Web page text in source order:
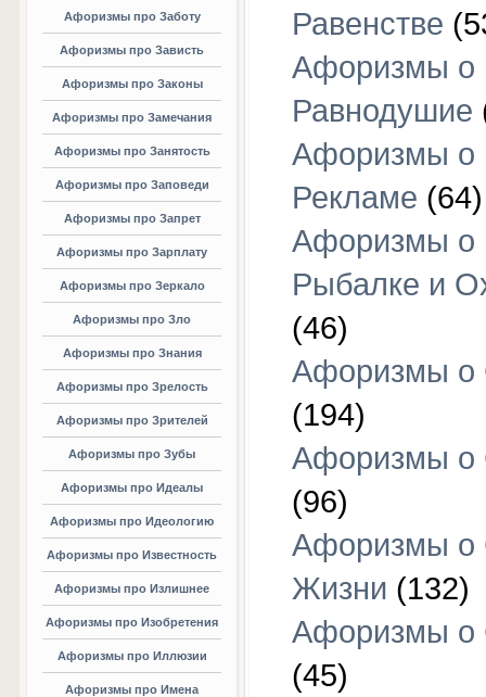
Афоризмы про Заботу
Афоризмы про Зависть
Афоризмы про Законы
Афоризмы про Замечания
Афоризмы про Занятость
Афоризмы про Заповеди
Афоризмы про Запрет
Афоризмы про Зарплату
Афоризмы про Зеркало
Афоризмы про Зло
Афоризмы про Знания
Афоризмы про Зрелость
Афоризмы про Зрителей
Афоризмы про Зубы
Афоризмы про Идеалы
Афоризмы про Идеологию
Афоризмы про Известность
Афоризмы про Излишнее
Афоризмы про Изобретения
Афоризмы про Иллюзии
Афоризмы про Имена
Равенстве
Афоризмы о
Равнодушие
Афоризмы о
Рекламе (64)
Афоризмы о
Рыбалке и
(46)
Афоризмы о
(194)
Афоризмы о
(96)
Афоризмы о
Жизни (132)
Афоризмы о
(45)